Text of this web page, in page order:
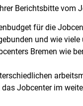
Berichtsbitte vom
für die
und wie
Bremen wie
Jobcenter im